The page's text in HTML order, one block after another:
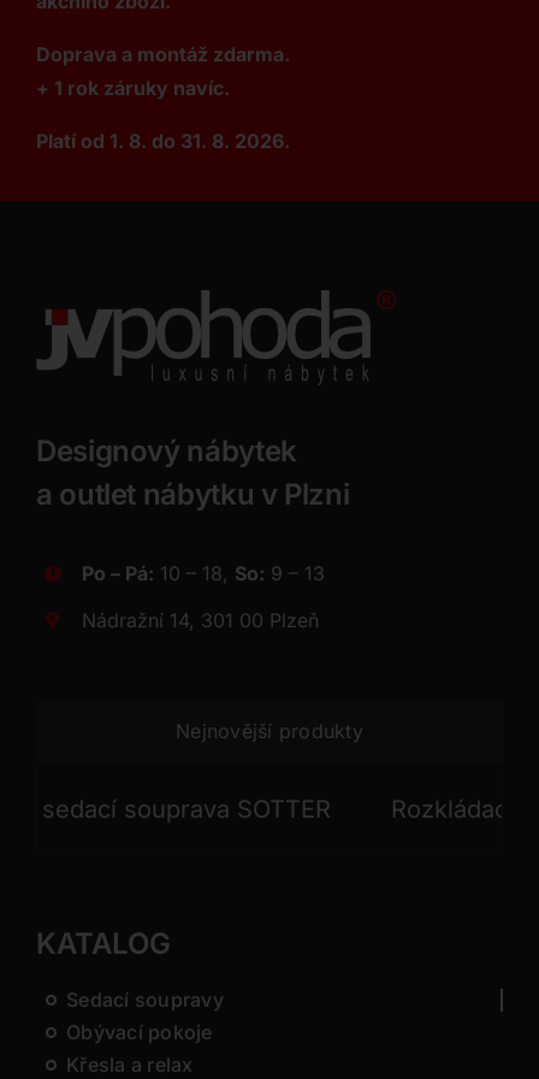
Doprava a montáž zdarma.
+ 1 rok záruky navíc.
Platí od 1. 8. do 31. 8. 2026.
Designový nábytek
a outlet nábytku v Plzni
Po – Pá: 10 – 18, So: 9 – 13
Nádražní 14, 301 00 Plzeň
Nejnovější produkty
souprava SOTTER Rozkládací
KATALOG
Sedací soupravy
Obývací pokoje
Křesla a relax